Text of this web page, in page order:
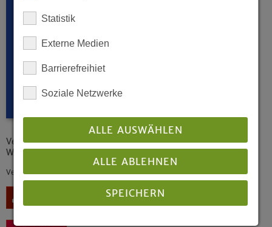
Verhandlungen der 4. (ordentlichen) Tagung der 16.
Westfälischen Landessynode vom 14. bis 18. November 2011
Veröffentlicht: 11/2011
Statistik
Externe Medien
Barrierefreihiet
Soziale Netzwerke
ALLE AUSWÄHLEN
ALLE ABLEHNEN
SPEICHERN